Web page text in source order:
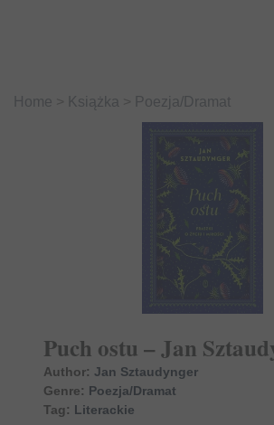
Home Książka Poezja/Dramat
Puch ostu – Jan
Author: Jan Sztaudynger
Genre: Poezja/Dramat
Tag: Literackie